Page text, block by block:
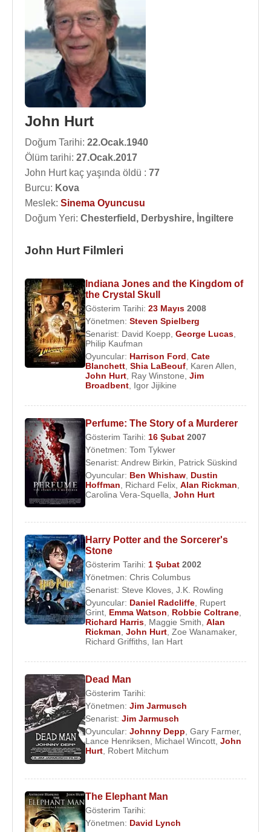
John Hurt
Doğum Tarihi: 22.Ocak.1940
Ölüm tarihi: 27.Ocak.2017
John Hurt kaç yaşında öldü : 77
Burcu: Kova
Meslek: Sinema Oyuncusu
Doğum Yeri: Chesterfield, Derbyshire, İngiltere
John Hurt Filmleri
Indiana Jones and the Kingdom of
the Crystal Skull
Gösterim Tarihi: 23 Mayıs 2008
Yönetmen: Steven Spielberg
Senarist: David Koepp George Lucas
Philip Kaufman
Oyuncular: Harrison Ford Cate
Blanchett Shia LaBeouf Karen Allen
John Hurt Ray Winstone Jim
Broadbent Igor Jijikine
Perfume: The Story of a Murderer
Gösterim Tarihi: 16 Şubat 2007
Yönetmen: Tom Tykwer
Senarist: Andrew Birkin
Patrick Süskind
Oyuncular: Ben Whishaw Dustin
Hoffman
Richard Felix Alan Rickman
Carolina Vera-Squella John Hurt
Harry Potter and the Sorcerer's
Stone
Gösterim Tarihi: 1 Şubat 2002
Yönetmen: Chris Columbus
Senarist: Steve Kloves, J.K. Rowling
Oyuncular: Daniel Radcliffe, Rupert
Grint, Emma Watson, Robbie Coltrane,
Richard Harris, Maggie Smith, Alan
Rickman, John Hurt, Zoe Wanamaker,
Richard Griffiths, Ian Hart
Dead Man
Gösterim Tarihi:
Yönetmen: Jim Jarmusch
Senarist: Jim Jarmusch
Oyuncular: Johnny Depp, Gary Farmer,
Lance Henriksen, Michael Wincott, John
Hurt, Robert Mitchum
The Elephant Man
Gösterim Tarihi:
Yönetmen: David Lynch